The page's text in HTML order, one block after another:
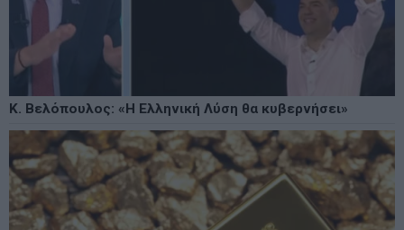
Κ. Βελόπουλος: «Η Ελληνική Λύση θα κυβερνήσει»